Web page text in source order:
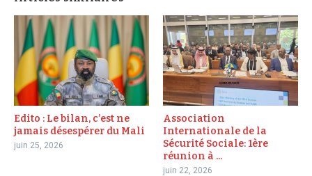
Edito : Le bilan, c’est ne
jamais désespérer du Mali
juin 25, 2026
Association
Internationale de la
Sécurité Sociale: 1ère
réunion à ...
juin 22, 2026